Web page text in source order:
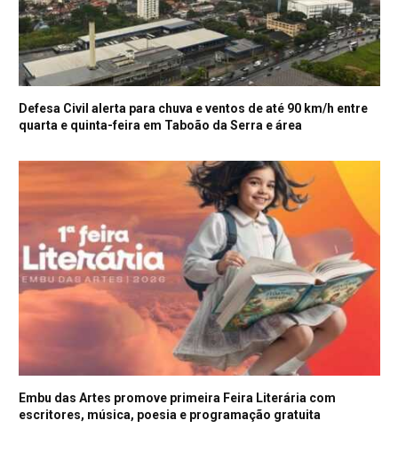
Defesa Civil alerta para chuva e ventos de até 90 km/h entre
quarta e quinta-feira em Taboão da Serra e área
Embu das Artes promove primeira Feira Literária com
escritores, música, poesia e programação gratuita